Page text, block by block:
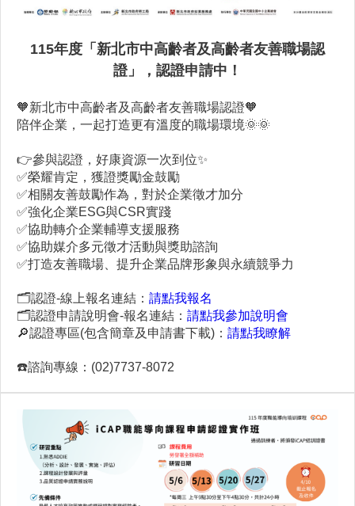
115年度「新北市中高齡者及高齡者友善職場認
證」，認證申請中！
🧡新北市中高齡者及高齡者友善職場認證🧡
陪伴企業，一起打造更有溫度的職場環境🌞🌞
👉參與認證，好康資源一次到位✨
✅榮耀肯定，獲證獎勵金鼓勵
✅相關友善鼓勵作為，對於企業徵才加分
✅強化企業ESG與CSR實踐
✅協助轉介企業輔導支援服務
✅協助媒介多元徵才活動與獎助諮詢
✅打造友善職場、提升企業品牌形象與永續競爭力
🗂️認證-線上報名連結： 請點我報名
🗂️認證申請說明會-報名連結： 請點我參加說明會
🔎認證專區(包含簡章及申請書下載)： 請點我瞭解
☎️諮詢專線：(02)7737-8072